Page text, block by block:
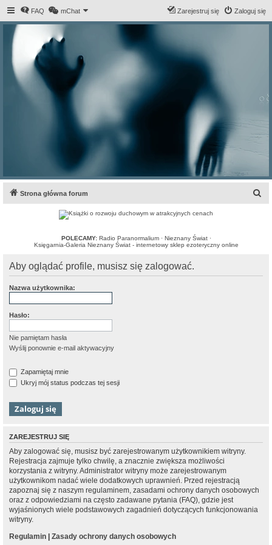
FAQ mChat Zaloguj się
Zarejestruj się
Strona główna forum
POLECAMY: Radio Paranormalium· Nieznany Świat·
Księgarnia-Galeria Nieznany Świat - internetowy sklep ezoteryczny online
Aby oglądać profile, musisz się zalogować.
Nazwa użytkownika:
Hasło:
Nie pamiętam hasła
Wyślij ponownie e-mail aktywacyjny
Zapamiętaj mnie
Ukryj mój status podczas tej sesji
ZAREJESTRUJ SIĘ
Aby zalogować się, musisz być zarejestrowanym użytkownikiem witryny.
Rejestracja zajmuje tylko chwilę, a znacznie zwiększa możliwości
korzystania z witryny. Administrator witryny może zarejestrowanym
użytkownikom nadać wiele dodatkowych uprawnień. Przed rejestracją
zapoznaj się z naszym regulaminem, zasadami ochrony danych osobowych
oraz z odpowiedziami na często zadawane pytania (FAQ), gdzie jest
wyjaśnionych wiele podstawowych zagadnień dotyczących funkcjonowania
witryny.
Regulamin | Zasady ochrony danych osobowych